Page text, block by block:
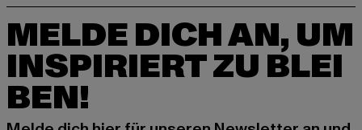
MELDE DICH AN, UM
INSPIRIERT ZU BLEI
BEN!